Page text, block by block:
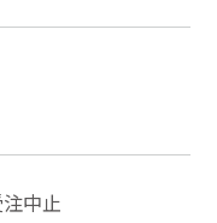
中止